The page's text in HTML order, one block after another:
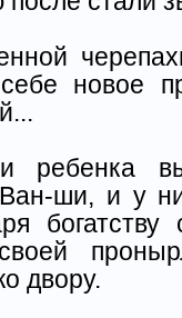
новое
ребенка
ши, и у
двору.